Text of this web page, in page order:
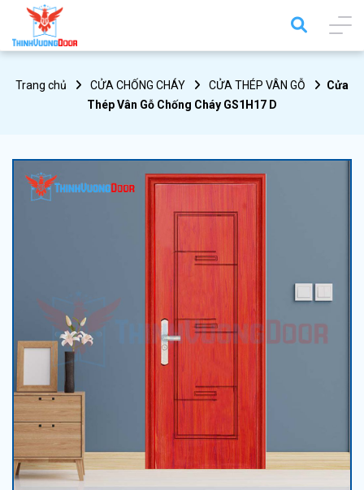
Trang chủ CỬA CHỐNG CHÁY CỬA THÉP VÂN GỖ
Cửa
Thép Vân Gỗ Chống Cháy GS1H17 D